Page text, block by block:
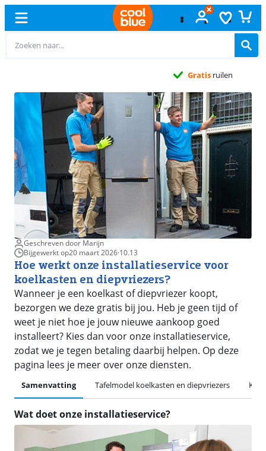
Geschreven door Marijn
Bijgewerkt op20 maart 2026·10.13
Hoe werkt onze installatieservice voor
koelkasten en diepvriezers?
Wanneer je een koelkast of diepvriezer koopt,
bezorgen we deze gratis bij jou. Heb je geen tijd of
weet je niet hoe je jouw nieuwe aankoop goed
installeert? Kies dan voor onze installatieservice,
zodat we je tegen betaling daarbij helpen. Op deze
pagina lees je meer over onze diensten.
Samenvatting Tafelmodel koelkasten en diepvriezers
Wat doet onze installatieservice?